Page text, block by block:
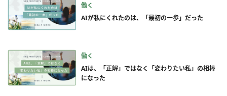
働く
AIが私にくれたのは、「最初の一歩」だった
働く
AIは、「正解」ではなく「変わりたい私」の相棒
になった